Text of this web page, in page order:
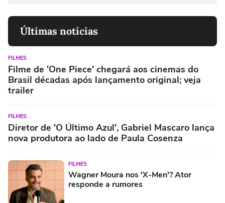
Últimas notícias
FILMES
Filme de 'One Piece' chegará aos cinemas do
Brasil décadas após lançamento original; veja
trailer
FILMES
Diretor de 'O Último Azul', Gabriel Mascaro lança
nova produtora ao lado de Paula Cosenza
FILMES
Wagner Moura nos 'X-Men'? Ator
responde a rumores